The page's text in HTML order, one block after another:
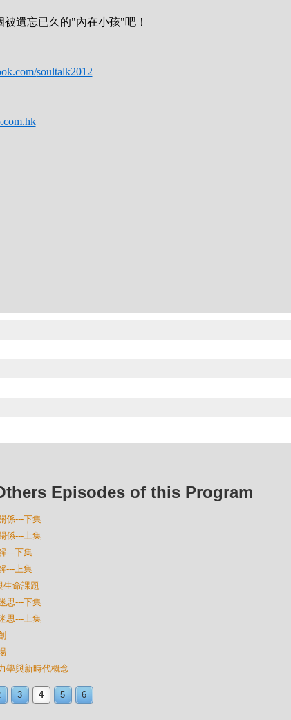
遺忘已久的"內在小孩"吧！
soultalk2012
Episodes of this Program
係---下集
係---上集
---下集
---上集
生命課題
思---下集
思---上集
學與新時代概念
3 4 5 6